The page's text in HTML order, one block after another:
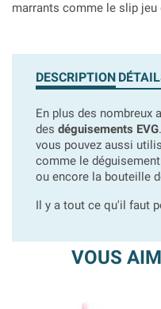
marrants comme le slip jeu
DESCRIPTION
En plus des nombreux
des déguisements EVG
vous pouvez aussi
comme le
ou encore la bouteille
Il y a tout ce qu'il faut
VOUS